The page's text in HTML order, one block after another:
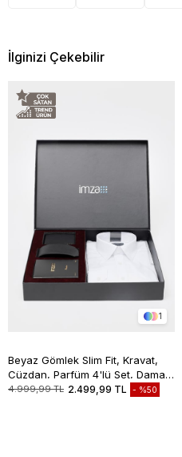
İlginizi Çekebilir
1
Beyaz Gömlek Slim Fit, Kravat,
Cüzdan, Parfüm 4'lü Set, Damat
Bohçası, Hediye Seti, Düğün Set
4.999,99 TL 2.499,99 TL %50